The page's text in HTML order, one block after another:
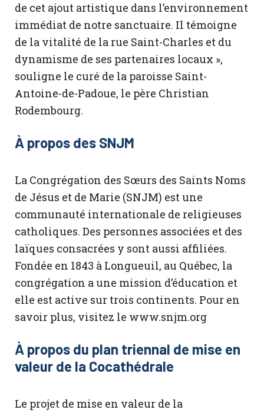
de cet ajout artistique dans l’environnement
immédiat de notre sanctuaire. Il témoigne
de la vitalité de la rue Saint-Charles et du
dynamisme de ses partenaires locaux »,
souligne le curé de la paroisse Saint-
Antoine-de-Padoue, le père Christian
Rodembourg.
À propos des SNJM
La Congrégation des Sœurs des Saints Noms
de Jésus et de Marie (SNJM) est une
communauté internationale de religieuses
catholiques. Des personnes associées et des
laïques consacrées y sont aussi affiliées.
Fondée en 1843 à Longueuil, au Québec, la
congrégation a une mission d’éducation et
elle est active sur trois continents. Pour en
savoir plus, visitez le www.snjm.org
À propos du plan triennal de mise en
valeur de la Cocathédrale
Le projet de mise en valeur de la